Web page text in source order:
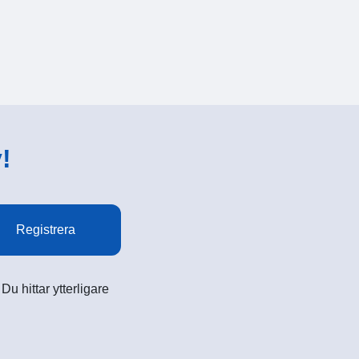
Registrera
hittar ytterligare